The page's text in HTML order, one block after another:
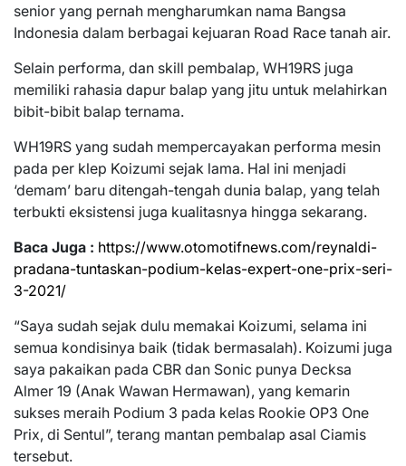
senior yang pernah mengharumkan nama Bangsa
Indonesia dalam berbagai kejuaran Road Race tanah air.
Selain performa, dan skill pembalap, WH19RS juga
memiliki rahasia dapur balap yang jitu untuk melahirkan
bibit-bibit balap ternama.
WH19RS yang sudah mempercayakan performa mesin
pada per klep Koizumi sejak lama. Hal ini menjadi
‘demam’ baru ditengah-tengah dunia balap, yang telah
terbukti eksistensi juga kualitasnya hingga sekarang.
Baca Juga : https://www.otomotifnews.com/reynaldi-
pradana-tuntaskan-podium-kelas-expert-one-prix-seri-
3-2021/
“Saya sudah sejak dulu memakai Koizumi, selama ini
semua kondisinya baik (tidak bermasalah). Koizumi juga
saya pakaikan pada CBR dan Sonic punya Decksa
Almer 19 (Anak Wawan Hermawan), yang kemarin
sukses meraih Podium 3 pada kelas Rookie OP3 One
Prix, di Sentul”, terang mantan pembalap asal Ciamis
tersebut.